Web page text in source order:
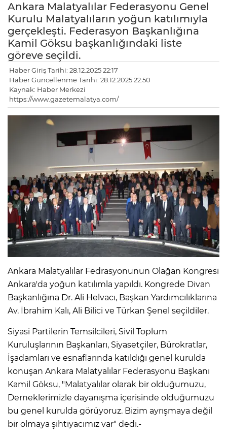
Ankara Malatyalılar Federasyonu Genel
Kurulu Malatyalıların yoğun katılımıyla
gerçekleşti. Federasyon Başkanlığına
Kamil Göksu başkanlığındaki liste
göreve seçildi.
Haber Giriş Tarihi: 28.12.2025 22:17
Haber Güncellenme Tarihi: 28.12.2025 22:50
Kaynak: Haber Merkezi
https://www.gazetemalatya.com/
Ankara Malatyalılar Fedrasyonunun Olağan Kongresi
Ankara'da yoğun katılımla yapıldı. Kongrede Divan
Başkanlığına Dr. Ali Helvacı, Başkan Yardımcılıklarına
Av. İbrahim Kalı, Ali Bilici ve Türkan Şenel seçildiler.
Siyasi Partilerin Temsilcileri, Sivil Toplum
Kuruluşlarının Başkanları, Siyasetçiler, Bürokratlar,
İşadamları ve esnaflarında katıldığı genel kurulda
konuşan Ankara Malatyalılar Federasyonu Başkanı
Kamil Göksu, "Malatyalılar olarak bir olduğumuzu,
Derneklerimizle dayanışma içerisinde olduğumuzu
bu genel kurulda görüyoruz. Bizim ayrışmaya değil
bir olmaya şihtiyacımız var" dedi.-